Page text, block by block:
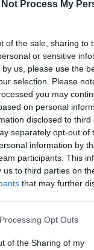
Not Process My
of the sale, sharing to
or sensitive
us, please use the
selection. Please
you may
on personal
disclosed to
separately opt-out of
information by
participants. This
us to third parties on
that may further
website/app uses one
or usage behaviour.
Opt Outs
of the Sharing of my
η 46χρονη που
Marfin, δείτε